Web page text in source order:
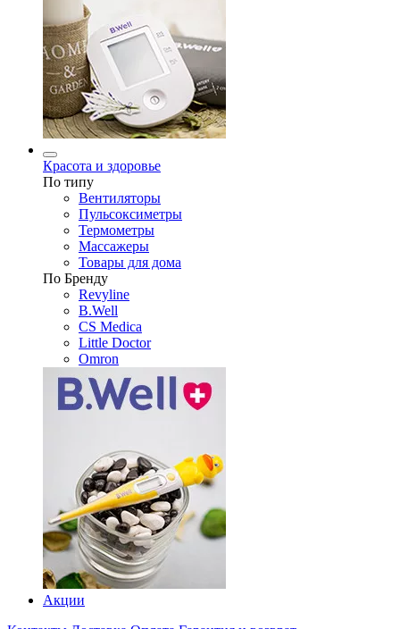
Красота и здоровье
По типу
Вентиляторы
Пульсоксиметры
Термометры
Массажеры
Товары для дома
По Бренду
Revyline
B.Well
CS Medica
Little Doctor
Omron
Акции